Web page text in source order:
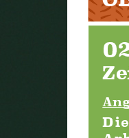
Frank-